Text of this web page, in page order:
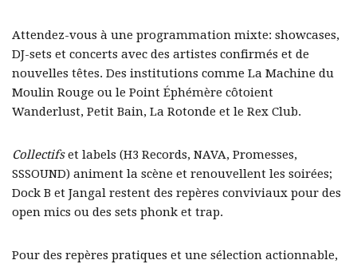
Attendez-vous à une programmation mixte: showcases,
DJ-sets et concerts avec des artistes confirmés et de
nouvelles têtes. Des institutions comme La Machine du
Moulin Rouge ou le Point Éphémère côtoient
Wanderlust, Petit Bain, La Rotonde et le Rex Club.
Collectifset labels (H3 Records, NAVA, Promesses,
SSSOUND) animent la scène et renouvellent les soirées;
Dock B et Jangal restent des repères conviviaux pour des
open mics ou des sets phonk et trap.
Pour des repères pratiques et une sélection actionnable,